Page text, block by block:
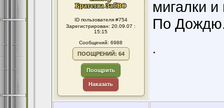
ID пользователя #754
Зарегистрирован: 20.09.07 :
15:15
Сообщений: 6988
ПООЩРЕНИЙ: 64
Поощрить
Наказать
мигалки и
По
.